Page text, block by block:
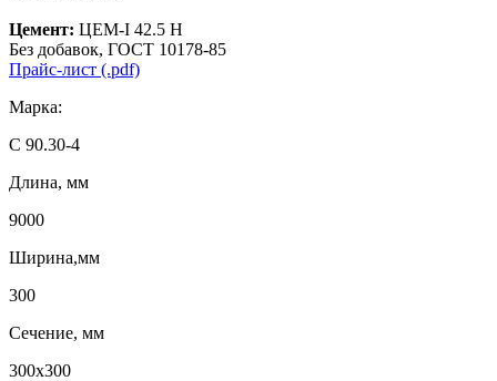
Цемент: ЦЕМ-I 42.5 Н
Без добавок, ГОСТ 10178-85
Прайс-лист (.pdf)
Марка:
С 90.30-4
Длина, мм
9000
Ширина,мм
300
Сечение, мм
300х300